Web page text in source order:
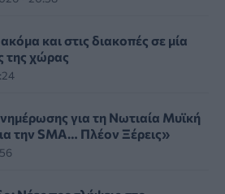
και στις διακοπές σε μία
της χώρας
για τη Νωτιαία Μυϊκή
την SMA… Πλέον Ξέρεις»